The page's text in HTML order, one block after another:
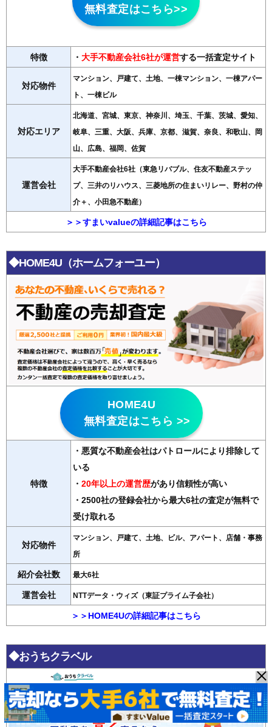
無料査定はこちら>>
特徴 ・ 大手不動産会社6社が運営する一括査定サイト
対応物件
マンション、戸建て、土地、一棟マンション、一棟アパー
ト、一棟ビル
対応エリア
北海道、宮城、東京、神奈川、埼玉、千葉、茨城、愛知、
岐阜、三重、大阪、兵庫、京都、滋賀、奈良、和歌山、岡
山、広島、福岡、佐賀
運営会社
大手不動産会社6社（東急リバブル、住友不動産ステッ
プ、三井のリハウス、三菱地所の住まいリレー、野村の仲
介＋、小田急不動産）
＞＞すまいvalueの詳細記事はこちら
◆HOME4U（ホームフォーユー）
HOME4U
無料査定はこちら >>
特徴
・悪質な不動産会社はパトロールにより排除して
いる
・ 20年以上の運営歴があり信頼性が高い
・2500社の登録会社から最大6社の査定が無料で
受け取れる
対応物件
マンション、戸建て、土地、ビル、アパート、店舗・事務
所
紹介会社数 最大6社
運営会社 NTTデータ・ウィズ（東証プライム子会社）
＞＞HOME4Uの詳細記事はこちら
◆おうちクラベル